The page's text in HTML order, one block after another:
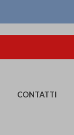
CONTATTI